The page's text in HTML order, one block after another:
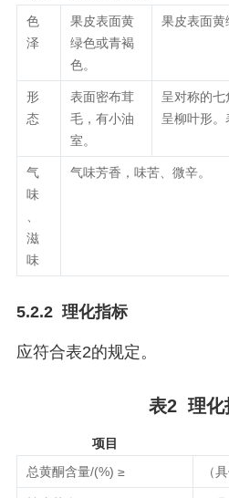
色
泽
果皮表面黄
绿色或青褐
色。
果皮表面黄
形
态
表面密布茸
毛，有小油
室。
呈对称的
呈柳叶形。
气
味
滋
味
气味芳香，味苦、微辛。
5.2.2 理化指标
应符合表2的规定。
表2 理化
项目
总黄酮含量/(%) ≥
（